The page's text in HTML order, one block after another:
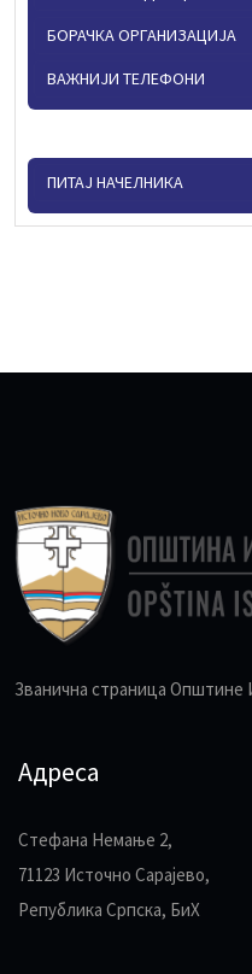
БОРАЧКА ОРГАНИЗАЦИЈА
ВАЖНИЈИ ТЕЛЕФОНИ
ПИТАЈ НАЧЕЛНИКА
Званична страница Општине
Адреса
Стефана Немање 2,
71123 Источно Сарајево,
Република Српска, БиХ